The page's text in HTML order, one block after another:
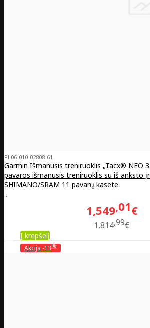
PL06-010-02808-61
Garmin Išmanusis treniruoklis „Tacx® NEO
pavaros išmanusis treniruoklis su iš anksto
SHIMANO/SRAM 11 pavarų kasete
..
1,549 01€
1,81499€
Į krepšelį
Akcija -13%